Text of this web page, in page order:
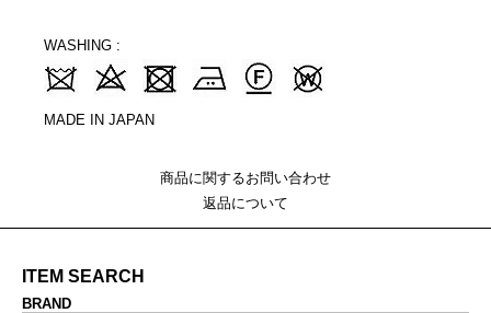
WASHING :
MADE IN JAPAN
商品に関するお問い合わせ
返品について
ITEM SEARCH
BRAND